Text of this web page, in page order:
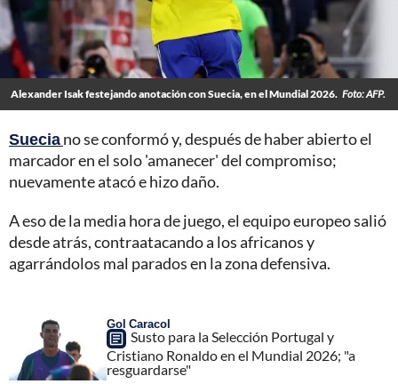
Alexander Isak festejando anotación con Suecia, en el Mundial 2026. Foto: AFP.
Sueciano se conformó y, después de haber abierto el
marcador en el solo 'amanecer' del compromiso;
nuevamente atacó e hizo daño.
A eso de la media hora de juego, el equipo europeo salió
desde atrás, contraatacando a los africanos y
agarrándolos mal parados en la zona defensiva.
Gol Caracol
Susto para la Selección Portugal y
Cristiano Ronaldo en el Mundial 2026; "a
resguardarse"